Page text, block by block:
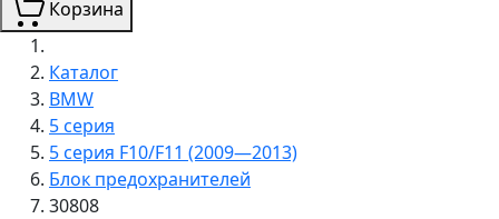
Корзина
Каталог
BMW
5 серия
5 серия F10/F11 (2009—2013)
Блок предохранителей
30808